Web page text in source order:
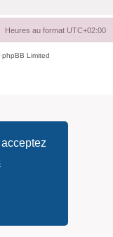
Heures au format UTC+02:00
Limited